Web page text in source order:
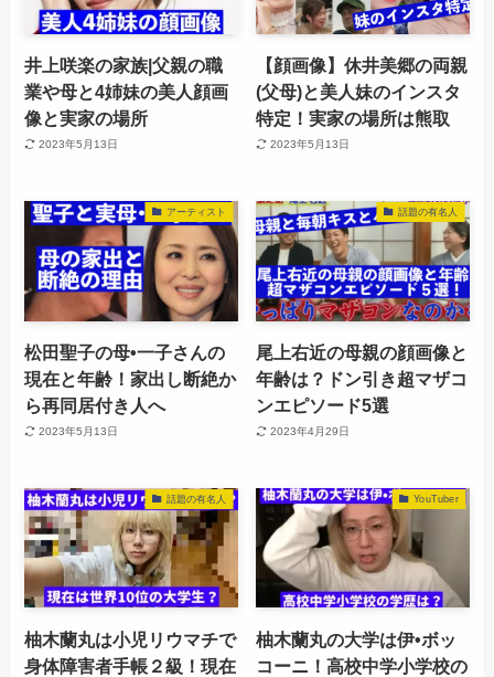
井上咲楽の家族|父親の職
業や母と4姉妹の美人顔画
像と実家の場所
2023年5月13日
【顔画像】休井美郷の両親
(父母)と美人妹のインスタ
特定！実家の場所は熊取
2023年5月13日
アーティスト
松田聖子の母•一子さんの
現在と年齢！家出し断絶か
ら再同居付き人へ
2023年5月13日
話題の有名人
尾上右近の母親の顔画像と
年齢は？ドン引き超マザコ
ンエピソード5選
2023年4月29日
話題の有名人
柚木蘭丸は小児リウマチで
身体障害者手帳２級！現在
YouTuber
柚木蘭丸の大学は伊•ボッ
コーニ！高校中学小学校の